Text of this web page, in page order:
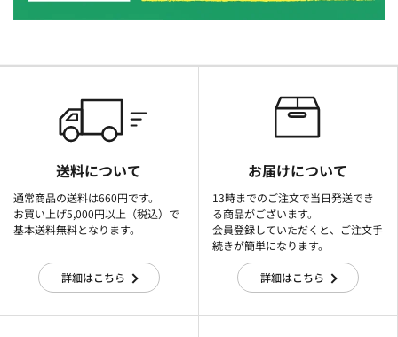
送料について
通常商品の送料は660円です。
お買い上げ5,000円以上（税込）で
基本送料無料となります。
詳細はこちら
お届けについて
13時までのご注文で当日発送でき
る商品がございます。
会員登録していただくと、ご注文手
続きが簡単になります。
詳細はこちら